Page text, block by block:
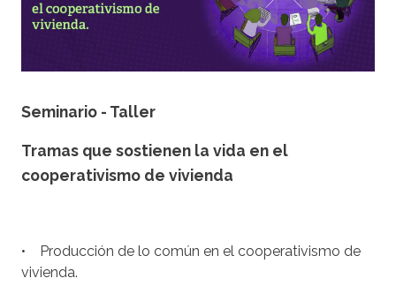
Seminario - Taller
Tramas que sostienen la vida en el
cooperativismo de vivienda
• Producción de lo común en el cooperativismo de
vivienda.